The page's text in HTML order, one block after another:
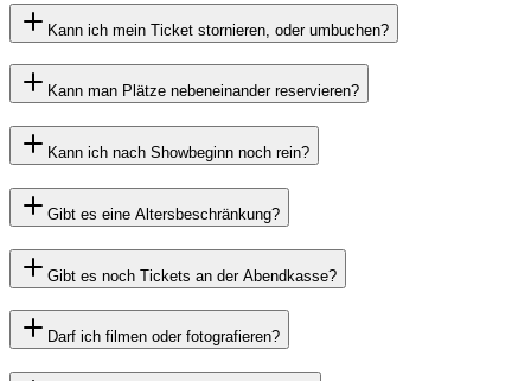
Kann ich mein Ticket stornieren, oder umbuchen?
Kann man Plätze nebeneinander reservieren?
Kann ich nach Showbeginn noch rein?
Gibt es eine Altersbeschränkung?
Gibt es noch Tickets an der Abendkasse?
Darf ich filmen oder fotografieren?